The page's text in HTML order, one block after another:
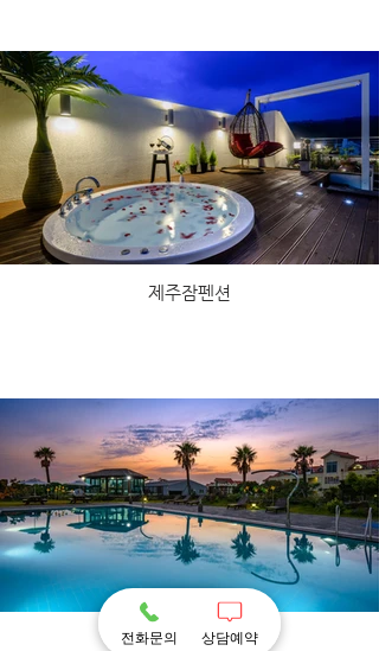
제주잠펜션
에코그린리조트
전화문의 상담예약